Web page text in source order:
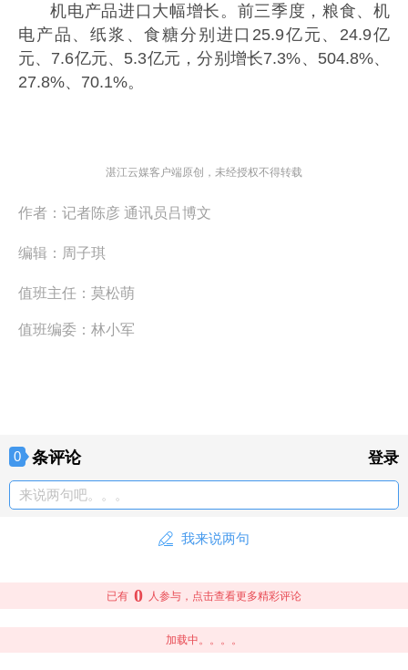
机电产品进口大幅增长。前三季度，粮食、机
电产品、纸浆、食糖分别进口25.9亿元、24.9亿
元、7.6亿元、5.3亿元，分别增长7.3%、504.8%、
27.8%、70.1%。
湛江云媒客户端原创，未经授权不得转载
作者： 记者陈彦 通讯员吕博文
编辑： 周子琪
值班主任： 莫松萌
值班编委： 林小军
0 条评论 登录
来说两句吧。。。
我来说两句
已有 0 人参与，点击查看更多精彩评论
加载中。。。。